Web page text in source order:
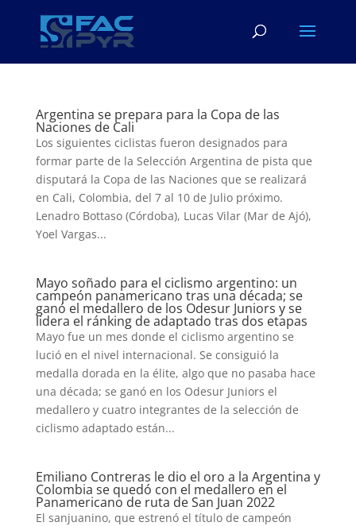
Argentina se prepara para la Copa de las
Naciones de Cali
Los siguientes ciclistas fueron designados para
formar parte de la Selección Argentina de pista que
disputará la Copa de las Naciones que se realizará
en Cali, Colombia, del 7 al 10 de Julio próximo.
Lenadro Bottaso (Córdoba), Lucas Vilar (Mar de Ajó),
Yoel Vargas...
Mayo soñado para el ciclismo argentino: un
campeón panamericano tras una década; se
ganó el medallero de los Odesur Juniors y se
lidera el ránking de adaptado tras dos etapas
Mayo fue un mes donde el ciclismo argentino se
lució en el nivel internacional. Se consiguió la
medalla dorada en la élite, algo que no pasaba hace
una década; se ganó en los Odesur Juniors el
medallero y cuatro integrantes de la selección de
ciclismo adaptado están...
Emiliano Contreras le dio el oro a la Argentina y
Colombia se quedó con el medallero en el
Panamericano de ruta de San Juan 2022
El sanjuanino, que estrenó el título de campeón